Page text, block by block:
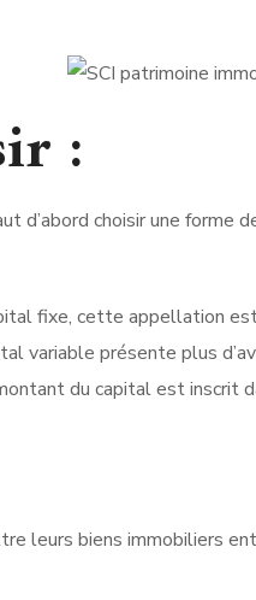
:
d’abord choisir une
fixe, cette appellation
variable présente plus
du capital est
leurs biens immobiliers